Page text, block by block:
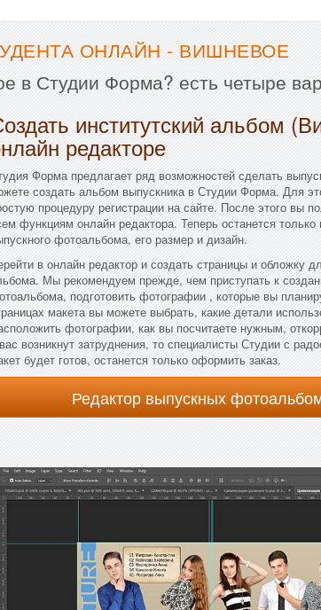
ОНЛАЙН - ВИШНЕВОЕ
в Студии Форма? есть четыре
институтский альбом
редакторе
Форма предлагает ряд возможностей сделать
создать альбом выпускника в Студии Форма. Для
процедуру регистрации на сайте. После этого вы
функциям онлайн редактора. Теперь останется
фотоальбома, его размер и дизайн.
в онлайн редактор и создать страницы и обложку
Мы рекомендуем прежде, чем приступать к
подготовить фотографии , которые вы
макета вы можете выбрать, какие детали
фотографии, как вы посчитаете нужным,
возникнут затруднения, то специалисты Студии с
будет готов, останется только оформить заказ.
Редактор выпускных